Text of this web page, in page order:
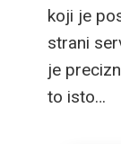
koji je
strani
je
to isto…